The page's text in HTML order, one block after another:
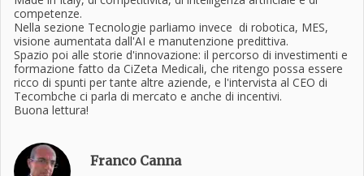
competenze.
Nella sezione Tecnologie parliamo invece di robotica, MES,
visione aumentata dall'AI e manutenzione predittiva.
Spazio poi alle storie d'innovazione: il percorso di investimenti e
formazione fatto da CiZeta Medicali, che ritengo possa essere
ricco di spunti per tante altre aziende, e l'intervista al CEO di
Tecombche ci parla di mercato e anche di incentivi.
Buona lettura!
Franco Canna